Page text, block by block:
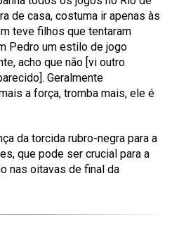
de casa, costuma ir apenas às
teve filhos que tentaram
Pedro um estilo de jogo
acho que não [vi outro
Geralmente
a força, tromba mais, ele é
da torcida rubro-negra para a
que pode ser crucial para a
nas oitavas de final da